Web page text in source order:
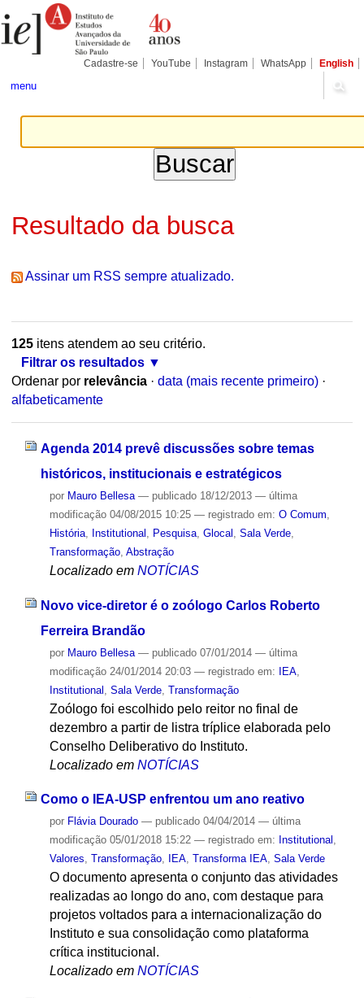
para
conteúdo.
Pessoais
Cadastre-se YouTube Instagram WhatsApp English
menu
Resultado da busca
Assinar um RSS sempre atualizado.
125itens atendem ao seu critério.
Filtrar os resultados
Ordenar por relevância · data (mais recente primeiro) ·
alfabeticamente
Agenda 2014 prevê discussões sobre temas
históricos, institucionais e estratégicos
por Mauro Bellesa — publicado18/12/2013 — última
modificação04/08/2015 10:25 — registrado em: O Comum
História, Institutional Pesquisa, Glocal Sala Verde,
Transformação, Abstração
Localizado em NOTÍCIAS
Novo vice-diretor é o zoólogo Carlos Roberto
Ferreira Brandão
por Mauro Bellesa — publicado07/01/2014 — última
modificação24/01/2014 20:03 — registrado em: IEA,
Institutional Sala Verde, Transformação
Zoólogo foi escolhido pelo reitor no final de
dezembro a partir de listra tríplice elaborada pelo
Conselho Deliberativo do Instituto.
Localizado em NOTÍCIAS
Como o IEA-USP enfrentou um ano reativo
por Flávia Dourado — publicado04/04/2014 — última
modificação05/01/2018 15:22 — registrado em: Institutional ,
Valores, Transformação, IEA, Transforma IEA, Sala Verde
O documento apresenta o conjunto das atividades
realizadas ao longo do ano, com destaque para
projetos voltados para a internacionalização do
Instituto e sua consolidação como plataforma
crítica institucional.
Localizado em NOTÍCIAS